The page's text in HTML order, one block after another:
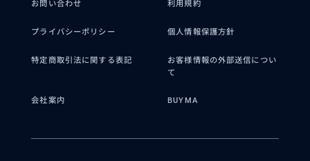
お問い合わせ 利用規約
プライバシーポリシー 個人情報保護方針
特定商取引法に関する表記
お客様情報の外部送信につい
て
会社案内 BUYMA